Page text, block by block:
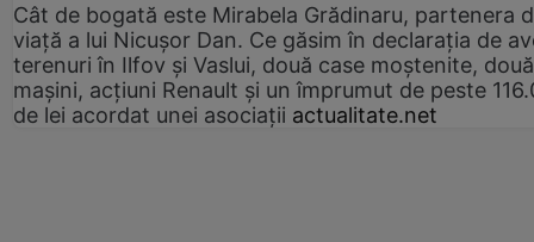
Cât de bogată este Mirabela Grădinaru, partenera
viață a lui Nicușor Dan. Ce găsim în declarația de
terenuri în Ilfov și Vaslui, două case moștenite, două
mașini, acțiuni Renault și un împrumut de peste
de lei acordat unei asociații actualitate.net